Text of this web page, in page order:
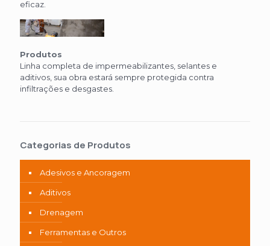
eficaz.
Produtos
Linha completa de impermeabilizantes, selantes e
aditivos, sua obra estará sempre protegida contra
infiltrações e desgastes.
Categorias de Produtos
Adesivos e Ancoragem
Aditivos
Drenagem
Ferramentas e Outros